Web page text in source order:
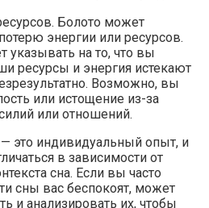
Болото может
энергии или ресурсов.
указывать на то, что вы
ресурсы и энергия истекают
Возможно, вы
или истощение из-за
или отношений.
это индивидуальный опыт, и
в зависимости от
сна. Если вы часто
сны вас беспокоят, может
и анализировать их, чтобы